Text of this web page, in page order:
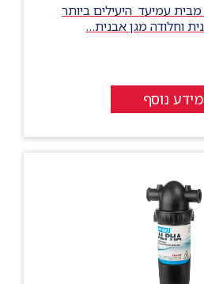
מבית עמיעד היעילים ביותר
וחלודה מגן אבנית…
נוסף